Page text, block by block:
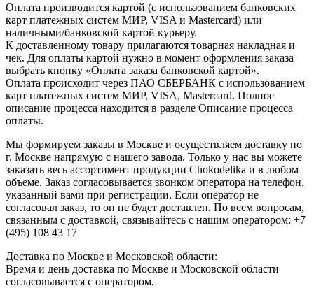
Оплата производится картой (с использованием банковских
карт платежных систем МИР, VISA и Mastercard) или
наличными/банковской картой курьеру.
К доставленному товару прилагаются товарная накладная и
чек. Для оплаты картой нужно в момент оформления заказа
выбрать кнопку «Оплата заказа банковской картой».
Оплата происходит через ПАО СБЕРБАНК с использованием
карт платежных систем МИР, VISA, Mastercard. Полное
описание процесса находится в разделе Описание процесса
оплаты.
Мы формируем заказы в Москве и осуществляем доставку по
г. Москве напрямую с нашего завода. Только у нас вы можете
заказать весь ассортимент продукции Chokodelika и в любом
объеме. Заказ согласовывается звонком оператора на телефон,
указанный вами при регистрации. Если оператор не
согласовал заказ, то он не будет доставлен. По всем вопросам,
связанным с доставкой, связывайтесь с нашим оператором: +7
(495) 108 43 17
Доставка по Москве и Московской области:
Время и день доставка по Москве и Московской области
согласовывается с оператором.